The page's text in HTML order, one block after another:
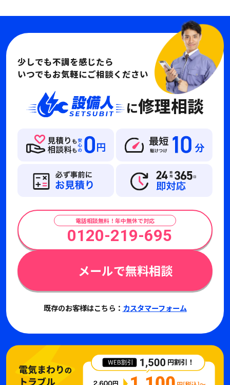
少しでも不調を感じたら
いつでもお気軽にご相談ください
に修理相談
電話相談無料！年中無休で対応
0120-219-695
メールで無料相談
既存のお客様はこちら： カスタマーフォーム